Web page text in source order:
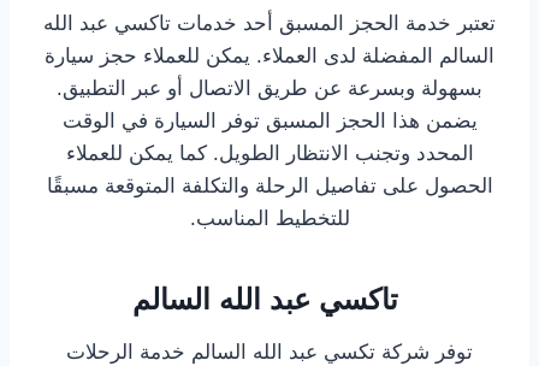
تعتبر خدمة الحجز المسبق أحد خدمات تاكسي عبد الله
السالم المفضلة لدى العملاء. يمكن للعملاء حجز سيارة
بسهولة وبسرعة عن طريق الاتصال أو عبر التطبيق.
يضمن هذا الحجز المسبق توفر السيارة في الوقت
المحدد وتجنب الانتظار الطويل. كما يمكن للعملاء
الحصول على تفاصيل الرحلة والتكلفة المتوقعة مسبقًا
للتخطيط المناسب.
تاكسي عبد الله السالم
توفر شركة تكسي عبد الله السالم خدمة الرحلات